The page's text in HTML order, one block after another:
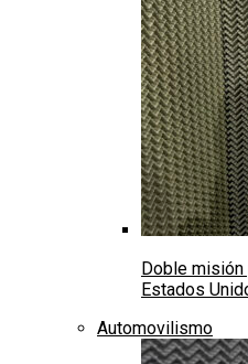
Doble misión
Estados
Automovilismo